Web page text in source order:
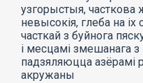
узгорыстыя, часткова
невысокія, глеба на
часткай з буйнога
і месцамі змешанага з
падзяляюцца азёрамі
акружаны